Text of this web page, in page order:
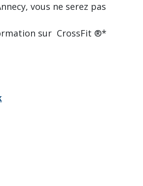
vous ne serez pas
sur CrossFit ®*